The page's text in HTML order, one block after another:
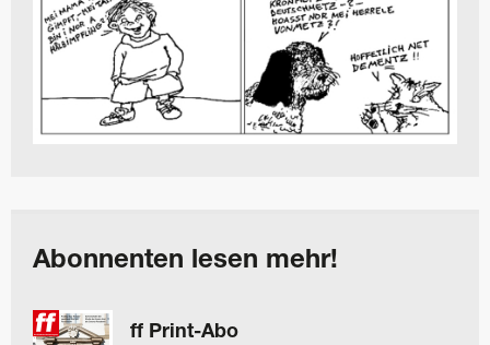
Abonnenten lesen mehr!
ff Print-Abo